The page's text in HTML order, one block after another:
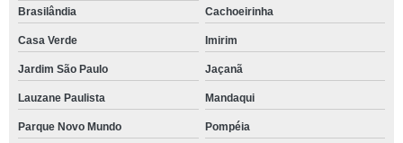
Brasilândia
Cachoeirinha
Casa Verde Imirim
Jardim São Paulo Jaçanã
Lauzane Paulista Mandaqui
Parque Novo Mundo Pompéia